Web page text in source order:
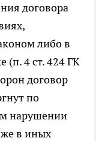
договора
либо в
(п. 4 ст. 424 ГК
договор
по
нарушении
в иных